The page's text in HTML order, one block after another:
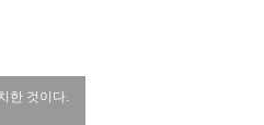
한 것이다.